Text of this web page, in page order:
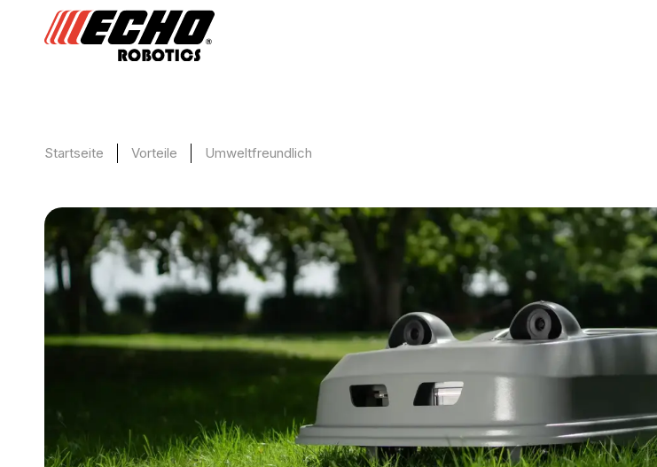
Startseite Vorteile Umweltfreundlich